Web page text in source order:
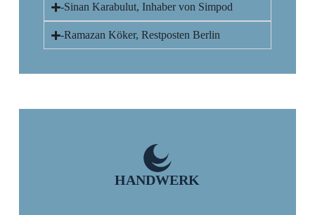
-Sinan Karabulut, Inhaber von Simpod
-Ramazan Köker, Restposten Berlin
HANDWERK